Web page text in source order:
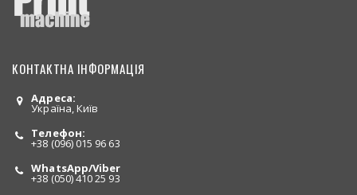
КОНТАКТНА ІНФОРМАЦІЯ
Адреса:
Україна, Київ
Телефон:
+38 (096) 015 96 63
WhatsApp/Viber
+38 (050) 410 25 93